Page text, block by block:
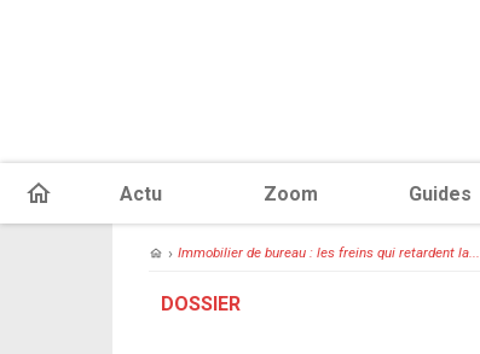
Actu Zoom Guides
› Immobilier de bureau : les freins qui retardent la...
DOSSIER